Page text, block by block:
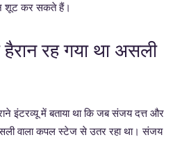
शूट कर सकते हैं।
रह गया था असली
इंटरव्यू में बताया था कि जब संजय दत्त और
वाला कपल स्टेज से उतर रहा था। संजय